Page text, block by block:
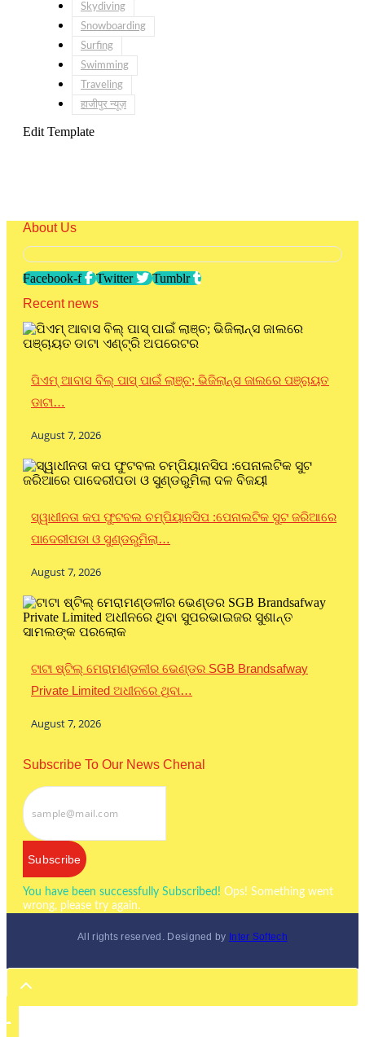
Skydiving
Snowboarding
Surfing
Swimming
Traveling
हाजीपुर न्यूज़
Edit Template
About Us
Facebook-f Twitter
Tumblr
Recent news
ପିଏମ୍ ଆବାସ ବିଲ୍ ପାସ୍ ପାଇଁ ଲାଞ୍ଚ; ଭିଜିଲାନ୍ସ ଜାଲରେ ପଞ୍ଚାୟତ
ଡାଟା…
August 7, 2026
ସ୍ୱାଧୀନତା କପ ଫୁଟବଲ ଚମ୍ପିୟାନସିପ :ପେନାଲଟିକ ସୁଟ ଜରିଆରେ
ପାଦେରୀପଡା ଓ ସୁଣ୍ଡରୁମିଲା…
August 7, 2026
ଟାଟା ଷ୍ଟିଲ୍ ମେରାମଣ୍ଡଳୀର ଭେଣ୍ଡର SGB Brandsafway
Private Limited ଅଧୀନରେ ଥିବା…
August 7, 2026
Subscribe To Our News Chenal
Subscribe
You have been successfully Subscribed! Ops! Something went
wrong, please try again.
All rights reserved. Designed by Inter Softech